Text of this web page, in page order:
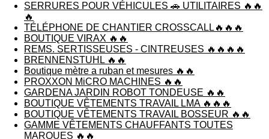
SERRURES POUR VÉHICULES 🚗 UTILITAIRES 🔥🔥
🔥
TÉLÉPHONE DE CHANTIER CROSSCALL🔥🔥🔥
BOUTIQUE VIRAX 🔥🔥
REMS. SERTISSEUSES - CINTREUSES 🔥🔥🔥🔥
BRENNENSTUHL 🔥🔥
Boutique mètre a ruban et mesures 🔥🔥
PROXXON MiCRO MACHINES 🔥🔥
GARDENA JARDIN ROBOT TONDEUSE 🔥🔥
BOUTIQUE VÊTEMENTS TRAVAIL LMA 🔥🔥🔥
BOUTIQUE VÊTEMENTS TRAVAIL BOSSEUR 🔥🔥
GAMME VÊTEMENTS CHAUFFANTS TOUTES
MARQUES 🔥🔥